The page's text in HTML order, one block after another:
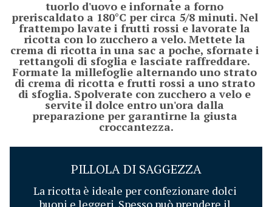
tuorlo d'uovo e infornate a forno
preriscaldato a 180°C per circa 5/8 minuti. Nel
frattempo lavate i frutti rossi e lavorate la
ricotta con lo zucchero a velo. Mettete la
crema di ricotta in una sac a poche, sfornate i
rettangoli di sfoglia e lasciate raffreddare.
Formate la millefoglie alternando uno strato
di crema di ricotta e frutti rossi a uno strato
di sfoglia. Spolverate con zucchero a velo e
servite il dolce entro un'ora dalla
preparazione per garantirne la giusta
croccantezza.
PILLOLA DI SAGGEZZA
La ricotta è ideale per confezionare dolci
buoni e leggeri. Spesso può prendere il